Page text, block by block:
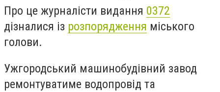
Про це журналісти видання 0372
дізналися із розпорядження міського
голови.
Ужгородський машинобудівний завод
ремонтуватиме водопровід та